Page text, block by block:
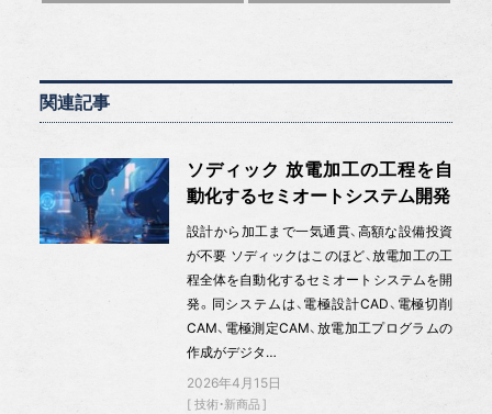
関連記事
ソディック 放電加工の工程を自
動化するセミオートシステム開発
設計から加工まで一気通貫、高額な設備投資
が不要 ソディックはこのほど、放電加工の工
程全体を自動化するセミオートシステムを開
発。同システムは、電極設計CAD、電極切削
CAM、電極測定CAM、放電加工プログラムの
作成がデジタ…
2026年4月15日
技術・新商品